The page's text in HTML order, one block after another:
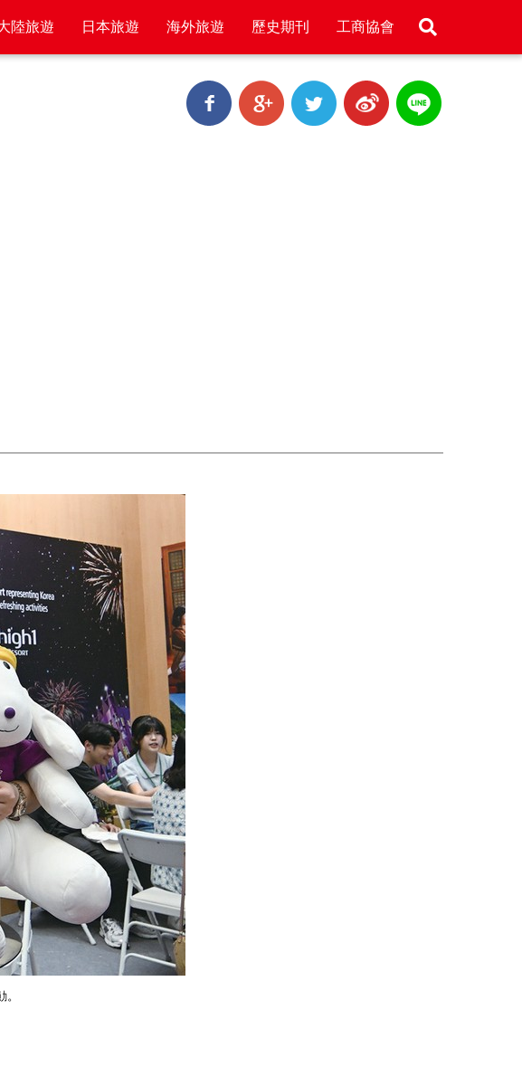
陸旅遊 日本旅遊 海外旅遊 歷史期刊 工商協會